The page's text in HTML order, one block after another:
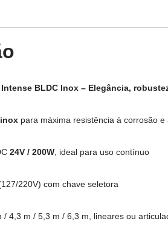
BLDC Inox – Elegância,
para máxima resistência à corrosão
24V / 200W , ideal para uso contínuo
220V) com chave seletora
/ 4,3 m / 5,3 m / 6,3 m, lineares ou